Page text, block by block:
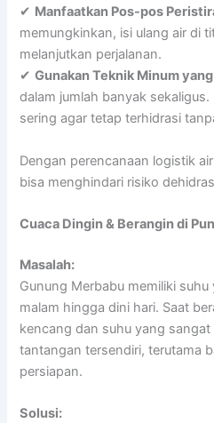
✔ Manfaatkan Pos-pos
memungkinkan, isi ulang air di
melanjutkan perjalanan.
✔Gunakan Teknik Minum
dalam jumlah banyak
sering agar tetap terhidrasi
Dengan perencanaan logistik
bisa menghindari risiko
Cuaca Dingin & Berangin di
Masalah:
Gunung Merbabu memiliki
malam hingga dini hari. Saat
kencang dan suhu yang
tantangan tersendiri, terutama
persiapan.
Solusi: